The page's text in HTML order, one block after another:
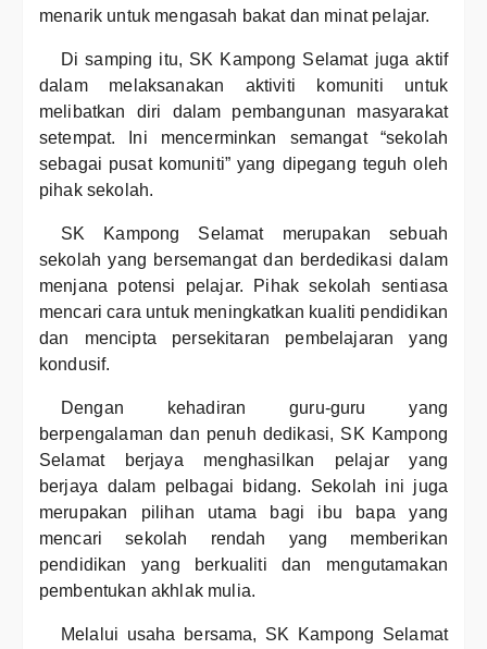
menarik untuk mengasah bakat dan minat pelajar.
Di samping itu, SK Kampong Selamat juga aktif
dalam melaksanakan aktiviti komuniti untuk
melibatkan diri dalam pembangunan masyarakat
setempat. Ini mencerminkan semangat “sekolah
sebagai pusat komuniti” yang dipegang teguh oleh
pihak sekolah.
SK Kampong Selamat merupakan sebuah
sekolah yang bersemangat dan berdedikasi dalam
menjana potensi pelajar. Pihak sekolah sentiasa
mencari cara untuk meningkatkan kualiti pendidikan
dan mencipta persekitaran pembelajaran yang
kondusif.
Dengan kehadiran guru-guru yang
berpengalaman dan penuh dedikasi, SK Kampong
Selamat berjaya menghasilkan pelajar yang
berjaya dalam pelbagai bidang. Sekolah ini juga
merupakan pilihan utama bagi ibu bapa yang
mencari sekolah rendah yang memberikan
pendidikan yang berkualiti dan mengutamakan
pembentukan akhlak mulia.
Melalui usaha bersama, SK Kampong Selamat